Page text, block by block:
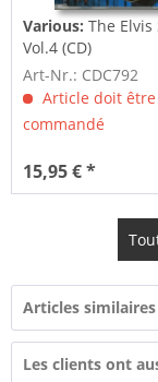
Various:The Elvis
Vol.4 (CD)
Art-Nr.: CDC792
Article doit être
commandé
15,95 € *
Articles similaires
Les clients ont